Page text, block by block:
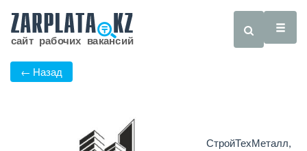
← Назад
СтройТехМеталл,